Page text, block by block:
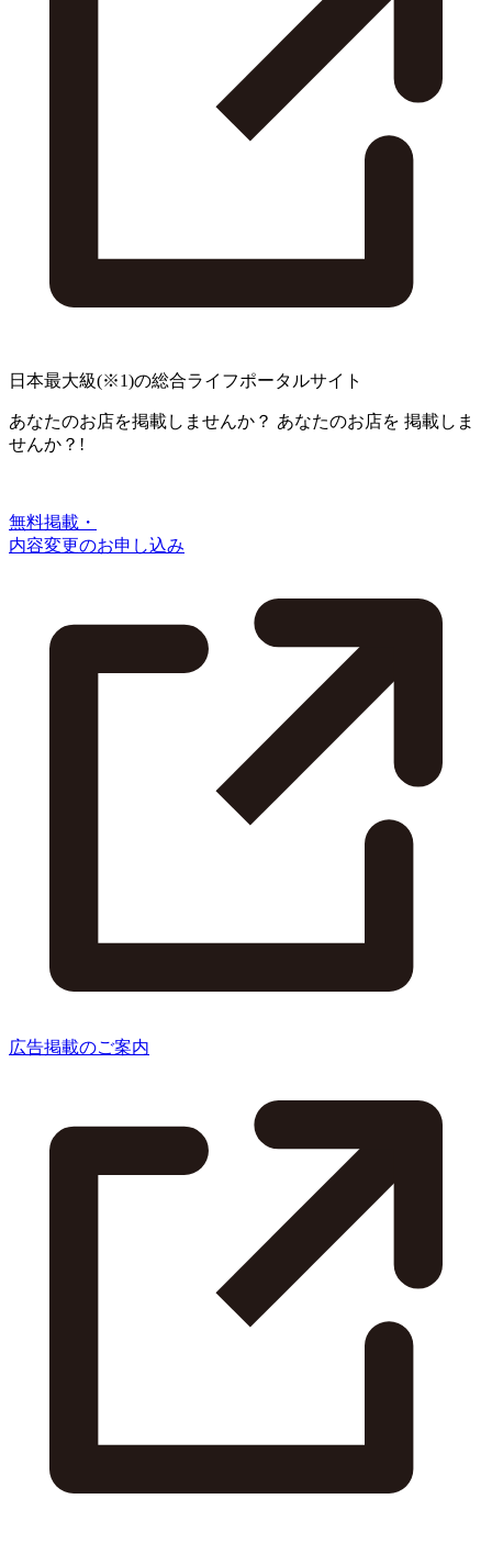
日本最大級(※1)の総合ライフポータルサイト
あなたのお店を掲載しませんか？ あなたのお店を 掲載しま
せんか？!
無料掲載・
内容変更のお申し込み
広告掲載のご案内